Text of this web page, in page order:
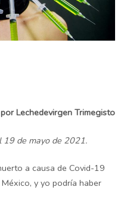
por Lechedevirgen Trimegisto
19 de mayo de 2021.
a causa de Covid-19
y yo podría haber